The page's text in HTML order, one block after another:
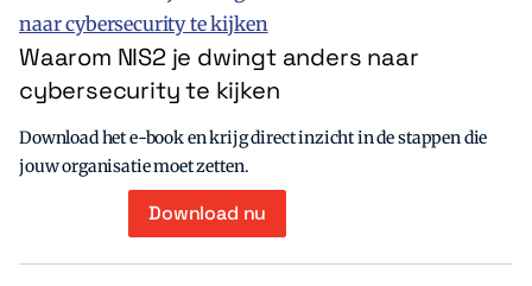
Waarom NIS2 je dwingt anders naar
cybersecurity te kijken
Download het e-book en krijg direct inzicht in de stappen die
jouw organisatie moet zetten.
Download nu